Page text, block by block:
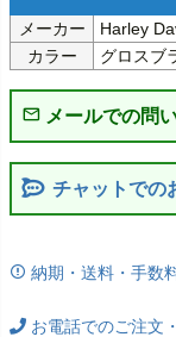
メーカー
Harley
カラー
グロスブ
チャットでの
納期・送料・手数
お電話でのご注文